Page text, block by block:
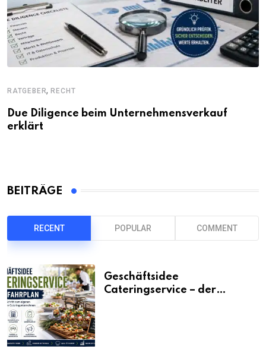
RATGEBER,RECHT
Due Diligence beim Unternehmensverkauf
erklärt
BEITRÄGE
RECENT POPULAR COMMENT
Geschäftsidee
Cateringservice – der